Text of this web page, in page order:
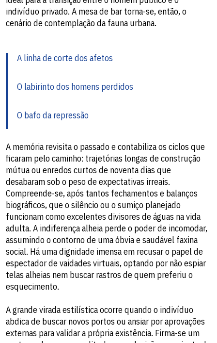
indivíduo privado. A mesa de bar torna-se, então, o
cenário de contemplação da fauna urbana.
A linha de corte dos afetos
O labirinto dos homens perdidos
O bafo da repressão
​A memória revisita o passado e contabiliza os ciclos que
ficaram pelo caminho: trajetórias longas de construção
mútua ou enredos curtos de noventa dias que
desabaram sob o peso de expectativas irreais.
Compreende-se, após tantos fechamentos e balanços
biográficos, que o silêncio ou o sumiço planejado
funcionam como excelentes divisores de águas na vida
adulta. A indiferença alheia perde o poder de incomodar,
assumindo o contorno de uma óbvia e saudável faxina
social. Há uma dignidade imensa em recusar o papel de
espectador de vaidades virtuais, optando por não espiar
telas alheias nem buscar rastros de quem preferiu o
esquecimento.
​A grande virada estilística ocorre quando o indivíduo
abdica de buscar novos portos ou ansiar por aprovações
externas para validar a própria existência. Firma-se um